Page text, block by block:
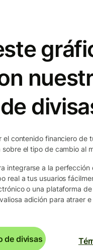
el contenido financiero de
el tipo de cambio al
integrarse a la
real a tus usuarios
o una plataforma
adición para atraer
de divisas